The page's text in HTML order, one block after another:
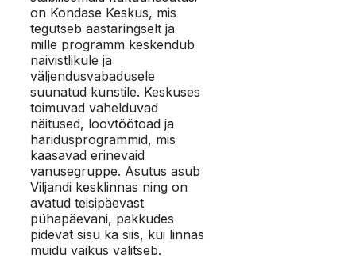
on Kondase Keskus, mis
tegutseb aastaringselt ja
mille programm keskendub
naivistlikule ja
väljendusvabadusele
suunatud kunstile. Keskuses
toimuvad vahelduvad
näitused, loovtöötoad ja
haridusprogrammid, mis
kaasavad erinevaid
vanusegruppe. Asutus asub
Viljandi kesklinnas ning on
avatud teisipäevast
pühapäevani, pakkudes
pidevat sisu ka siis, kui linnas
muidu vaikus valitseb.